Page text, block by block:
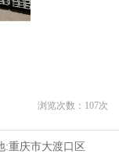
浏览次数： 107次
:重庆市大渡口区